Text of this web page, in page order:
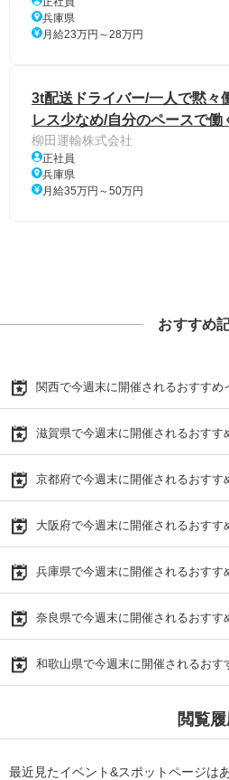
兵庫県
月給23万円～28万円
3t配送ドライバー/一人で黙々
レス少なめ/自分のペースで働
柳田運輸株式会社
正社員
兵庫県
月給35万円～50万円
おすすめ
関西で今週末に開催されるおすすめ
滋賀県で今週末に開催されるおすす
京都府で今週末に開催されるおすす
大阪府で今週末に開催されるおすす
兵庫県で今週末に開催されるおすす
奈良県で今週末に開催されるおすす
和歌山県で今週末に開催されるおす
閲覧
最近見たイベント&スポットページは